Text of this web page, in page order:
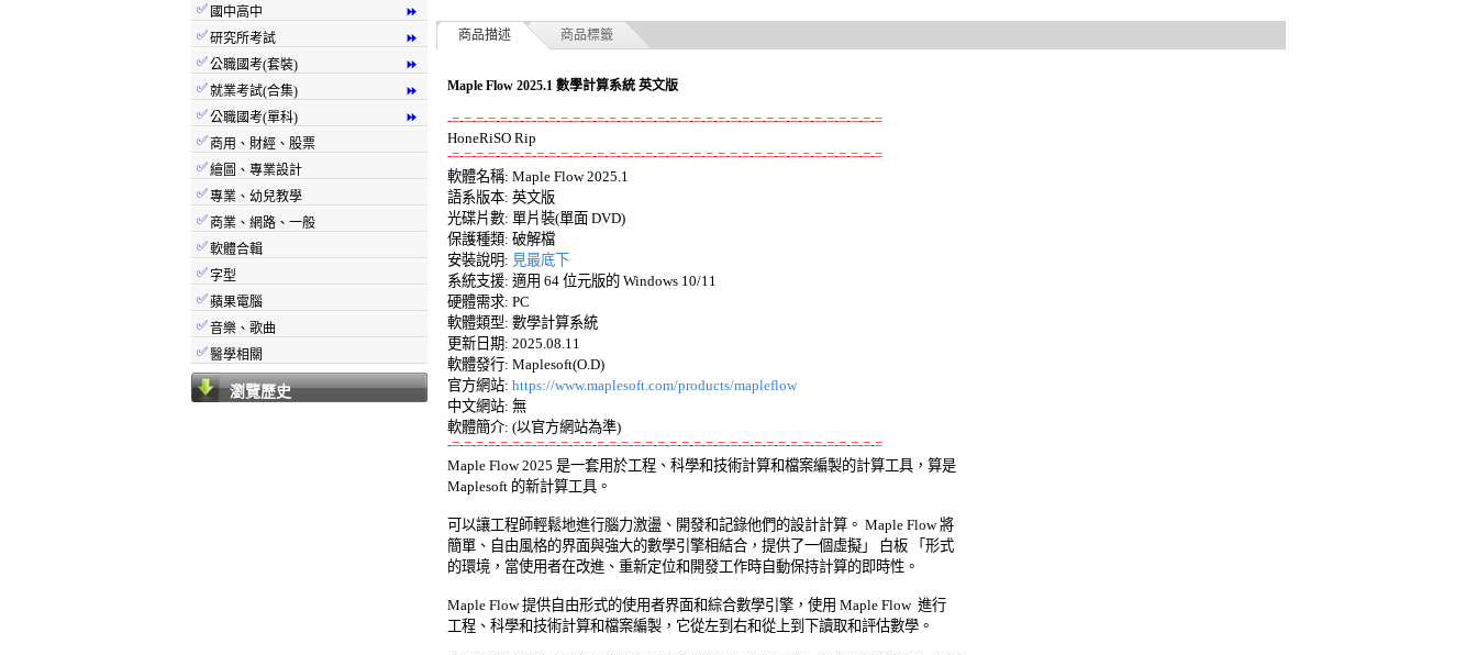
⏩
✅ 國中高中
⏩
✅研究所考試
⏩
✅公職國考(套裝)
⏩
✅就業考試(合集)
⏩
✅公職國考(單科)
✅ 商用、財經、股票
✅繪圖、專業設計
✅專業、幼兒教學
✅ 商業、網路、一般
✅軟體合輯
✅字型
✅蘋果電腦
✅音樂、歌曲
✅醫學相關
瀏覽歷史
商品描述 商品標籤
Maple Flow 2025.1 數學計算系統 英文版
-=-=-=-=-=-=-=-=-=-=-=-=-=-=-=-=-=-=-=-=-=-=-=-=-=-=-=-=-=-=-=-=-=-=-=-=
-=-=-=-=-=-=-=-=-=-=-=-=-=-=-=-=-=-=-=-=-=-=-=-=-=-=-=-=-=-=-=-=-=-=-=-=
軟體名稱: Maple Flow 2025.1
語系版本: 英文版
光碟片數: 單片裝(單面 DVD)
保護種類: 破解檔
安裝說明: 見最底下
系統支援: 適用 64 位元版的 Windows 10/11
硬體需求: PC
軟體類型: 數學計算系統
更新日期: 2025.08.11
軟體發行: Maplesoft(O.D)
官方網站: https://www.maplesoft.com/products/mapleflow
中文網站: 無
-=-=-=-=-=-=-=-=-=-=-=-=-=-=-=-=-=-=-=-=-=-=-=-=-=-=-=-=-=-=-=-=-=-=-=-=
Maple Flow 2025 是一套用於工程、科學和技術計算和檔案編製的計算工具，算是
Maplesoft 的新計算工具。
可以讓工程師輕鬆地進行腦力激盪、開發和記錄他們的設計計算。 Maple Flow 將
簡單、自由風格的界面與強大的數學引擎相結合，提供了一個虛擬」 白板 「形式
的環境，當使用者在改進、重新定位和開發工作時自動保持計算的即時性。
Maple Flow 提供自由形式的使用者界面和綜合數學引擎，使用 Maple Flow  進行
工程、科學和技術計算和檔案編製，它從左到右和從上到下讀取和評估數學。